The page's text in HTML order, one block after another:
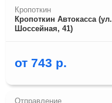
Кропоткин
Кропоткин Автокасса (ул.
Шоссейная, 41)
от 743 р.